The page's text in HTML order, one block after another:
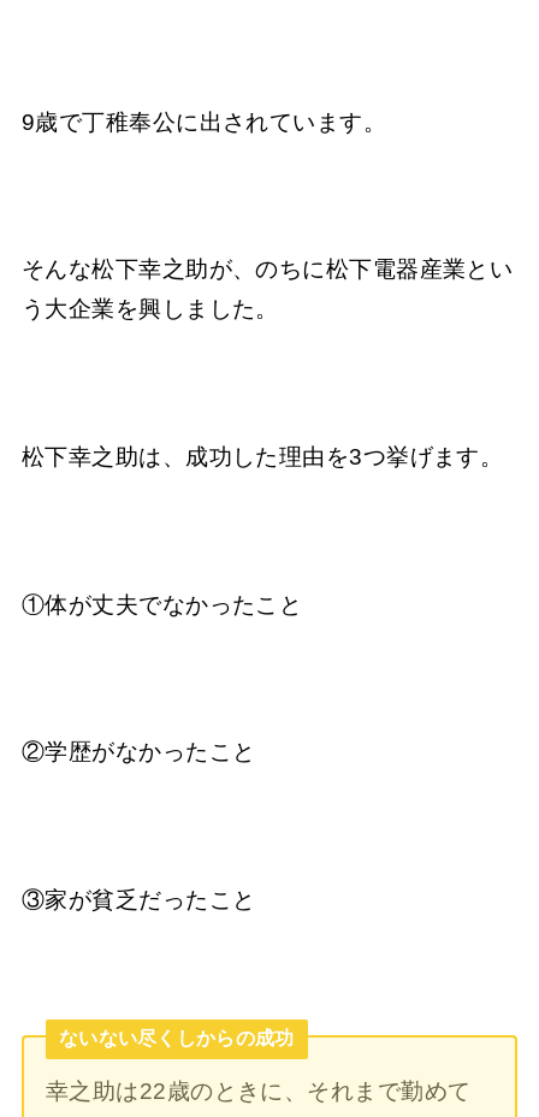
9歳で丁稚奉公に出されています。
そんな松下幸之助が、のちに松下電器産業とい
う大企業を興しました。
松下幸之助は、成功した理由を3つ挙げます。
①体が丈夫でなかったこと
②学歴がなかったこと
③家が貧乏だったこと
ないない尽くしからの成功
幸之助は22歳のときに、それまで勤めて